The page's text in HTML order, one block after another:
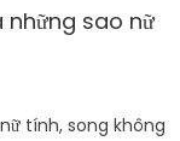
những sao nữ
tính, song không